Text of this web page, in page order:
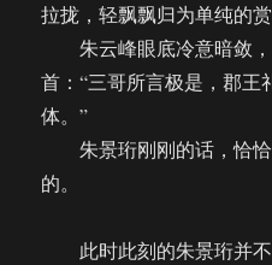
拉拢，轻飘飘归为单纯的赏
朱云峰眼底冷意暗敛，
首：“三哥所言极是，郡王
体。”
朱景珩刚刚的话，恰恰
的。
此时此刻的朱景珩并不